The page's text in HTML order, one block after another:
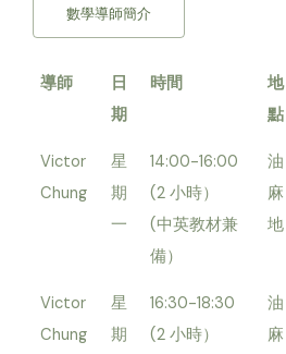
數學導師簡介
導師
日
期
時間
地
點
Victor
Chung
星
期
一
14:00-16:00
(2 小時）
(中英教材兼
備）
油
麻
地
Victor
Chung
星
期
16:30-18:30
(2 小時）
油
麻